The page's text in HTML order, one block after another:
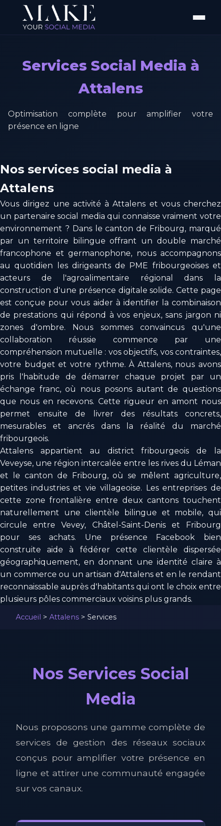
Services Social Media à
Attalens
Optimisation complète pour amplifier votre
présence en ligne
Nos services social media à
Attalens
Vous dirigez une activité à Attalens et vous cherchez
un partenaire social media qui connaisse vraiment votre
environnement ? Dans le canton de Fribourg, marqué
par un territoire bilingue offrant un double marché
francophone et germanophone, nous accompagnons
au quotidien les dirigeants de PME fribourgeoises et
acteurs de l'agroalimentaire régional dans la
construction d'une présence digitale solide. Cette page
est conçue pour vous aider à identifier la combinaison
de prestations qui répond à vos enjeux, sans jargon ni
zones d'ombre. Nous sommes convaincus qu'une
collaboration réussie commence par une
compréhension mutuelle : vos objectifs, vos contraintes,
votre budget et votre rythme. À Attalens, nous avons
pris l'habitude de démarrer chaque projet par un
échange franc, où nous posons autant de questions
que nous en recevons. Cette rigueur en amont nous
permet ensuite de livrer des résultats concrets,
mesurables et ancrés dans la réalité du marché
fribourgeois.
Attalens appartient au district fribourgeois de la
Veveyse, une région intercalée entre les rives du Léman
et le canton de Fribourg, où se mêlent agriculture,
petites industries et vie villageoise. Les entreprises de
cette zone frontalière entre deux cantons touchent
naturellement une clientèle bilingue et mobile, qui
circule entre Vevey, Châtel-Saint-Denis et Fribourg
pour ses achats. Une présence Facebook bien
construite aide à fédérer cette clientèle dispersée
géographiquement, en donnant une identité claire à
un commerce ou un artisan d'Attalens et en le rendant
reconnaissable auprès d'habitants qui ont le choix entre
plusieurs pôles commerciaux voisins plus grands.
Accueil > Attalens > Services
Nos Services Social
Media
Nous proposons une gamme complète de
services de gestion des réseaux sociaux
conçus pour amplifier votre présence en
ligne et attirer une communauté engagée
sur vos canaux.